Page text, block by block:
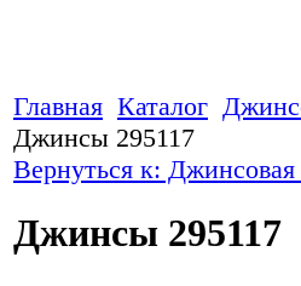
Главная Каталог
Джинсы 295117
Вернуться к: Джинсовая
Джинсы 295117